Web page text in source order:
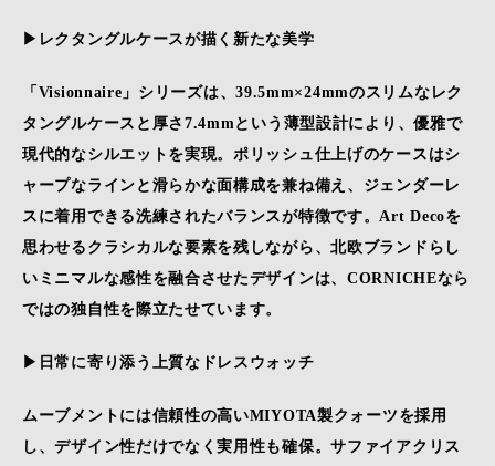
▶レクタングルケースが描く新たな美学
「Visionnaire」シリーズは、39.5mm×24mmのスリムなレク
タングルケースと厚さ7.4mmという薄型設計により、優雅で
現代的なシルエットを実現。ポリッシュ仕上げのケースはシ
ャープなラインと滑らかな面構成を兼ね備え、ジェンダーレ
スに着用できる洗練されたバランスが特徴です。Art Decoを
思わせるクラシカルな要素を残しながら、北欧ブランドらし
いミニマルな感性を融合させたデザインは、CORNICHEなら
ではの独自性を際立たせています。
▶日常に寄り添う上質なドレスウォッチ
ムーブメントには信頼性の高いMIYOTA製クォーツを採用
し、デザイン性だけでなく実用性も確保。サファイアクリス